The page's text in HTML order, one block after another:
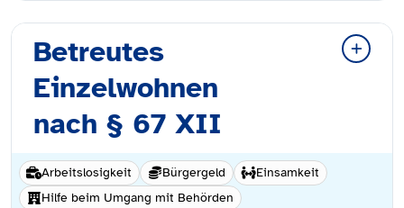
Betreutes
Einzelwohnen
nach § 67 XII
Arbeitslosigkeit Bürgergeld
Einsamkeit
Hilfe beim Umgang mit Behörden